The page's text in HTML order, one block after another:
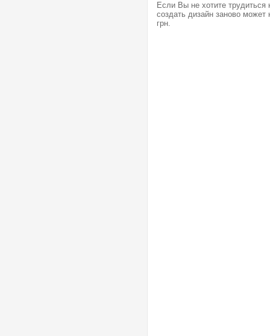
Если Вы не хотите трудиться
создать дизайн заново
грн.